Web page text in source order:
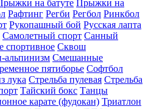
на батуте Прыжки на
Рафтинг Регби Регбол Ринкбол
Рукопашный бой Русская лапта
Самолетный спорт Санный
спортивное Сквош
альпинизм Смешанные
пятиборье Софтбол
лука Стрельба пулевая Стрельба
Тайский бокс Танцы
карате (фудокан) Триатлон